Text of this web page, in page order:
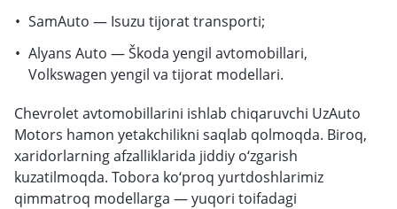
SamAuto — Isuzu tijorat transporti;
Alyans Auto — Škoda yengil avtomobillari,
Volkswagen yengil va tijorat modellari.
Chevrolet avtomobillarini ishlab chiqaruvchi UzAuto
Motors hamon yetakchilikni saqlab qolmoqda. Biroq,
xaridorlarning afzalliklarida jiddiy o‘zgarish
kuzatilmoqda. Tobora ko‘proq yurtdoshlarimiz
qimmatroq modellarga — yuqori toifadagi